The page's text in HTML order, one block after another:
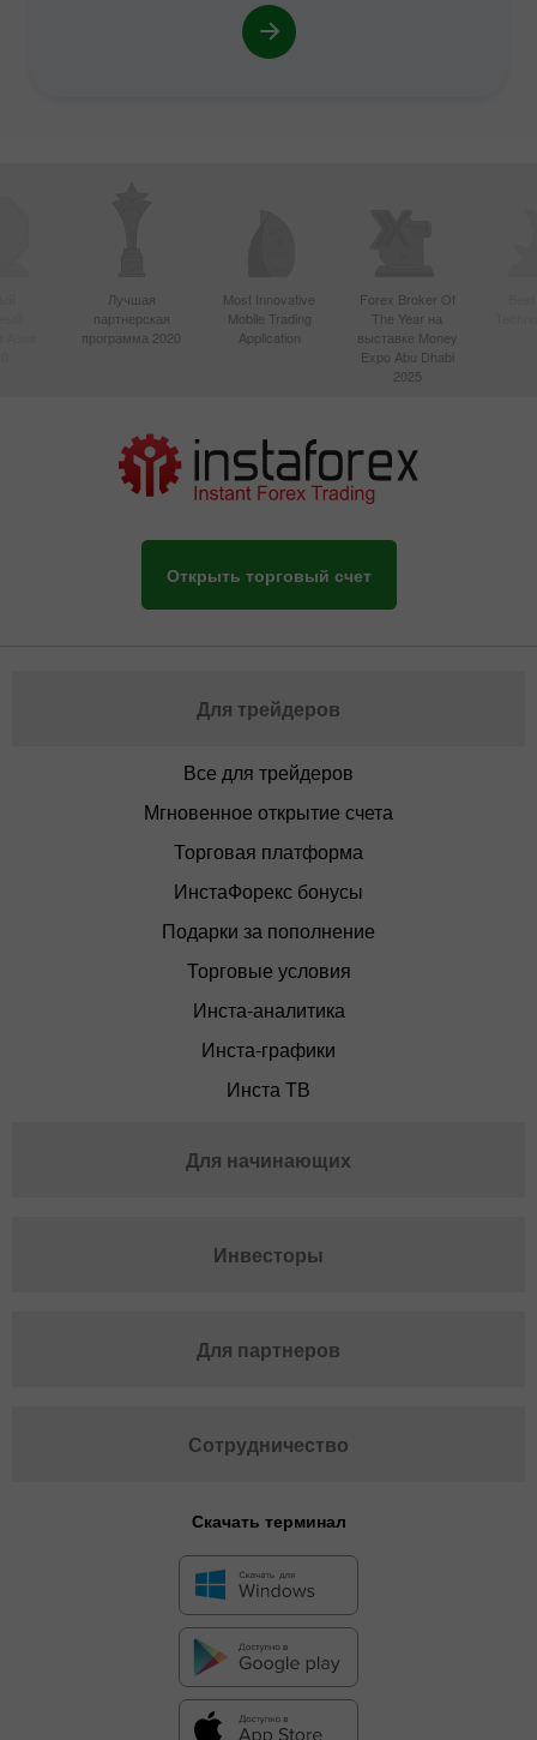
Лучшая
партнерская
программа 2020
Most Innovative
Mobile Trading
Application
Forex Broker Of
The Year на
выставке Money
Expo Abu Dhabi
2025
Открыть торговый счет
Для трейдеров
Все для трейдеров
Мгновенное открытие счета
Торговая платформа
ИнстаФорекс бонусы
Подарки за пополнение
Торговые условия
Инста-аналитика
Инста-графики
Инста ТВ
Для начинающих
Инвесторы
Для партнеров
Сотрудничество
Скачать терминал